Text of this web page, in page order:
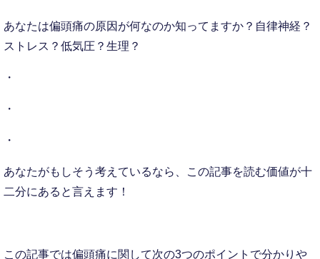
あなたは偏頭痛の原因が何なのか知ってますか？自律神経？
ストレス？低気圧？生理？
・
・
・
あなたがもしそう考えているなら、この記事を読む価値が十
二分にあると言えます！
この記事では偏頭痛に関して次の3つのポイントで分かりや